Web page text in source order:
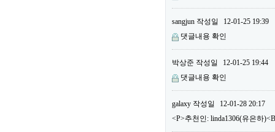
sangjun 작성일
12-01-25 19:39
댓글내용 확인
박상준 작성일
12-01-25 19:44
댓글내용 확인
galaxy 작성일
12-01-28 20:17
<P>추천인: linda1306(유은하